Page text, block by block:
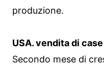
produzione.
USA. vendita di
Secondo mese di